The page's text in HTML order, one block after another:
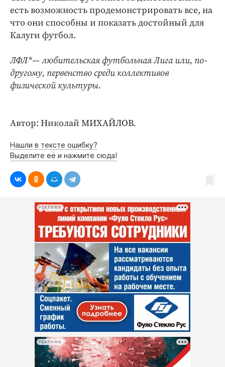
есть возможность продемонстрировать все, на
что они способны и показать достойный для
Калуги футбол.
ЛФЛ*— любительская футбольная Лига или, по-
другому, первенство среди коллективов
физической культуры.
Автор: Николай МИХАЙЛОВ.
Нашли в тексте ошибку?
Выделите её и нажмите сюда!
РЕКЛАМА
РЕКЛАМА